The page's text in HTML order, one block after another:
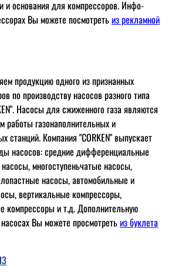
и основания для компрессоров. Инфо-
Вы можете посмотретьиз рекламной
продукцию одного из признанных
по производству насосов разного типа
Насосы для сжиженного газа являются
работы газонаполнительных и
станций. Компания "CORKEN" выпускает
насосов: cредние дифференциальные
многоступеньчатые насосы,
насосы, автомобильные и
вертикальные компрессоры,
компрессоры и т.д. Дополнительную
Вы можете просмотретьиз буклета